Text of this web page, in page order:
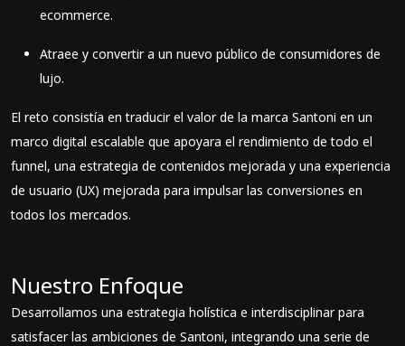
ecommerce.
Atraee y convertir a un nuevo público de consumidores de
lujo.
El reto consistía en traducir el valor de la marca Santoni en un
marco digital escalable que apoyara el rendimiento de todo el
funnel, una estrategia de contenidos mejorada y una experiencia
de usuario (UX) mejorada para impulsar las conversiones en
todos los mercados.
Nuestro Enfoque
Desarrollamos una estrategia holística e interdisciplinar para
satisfacer las ambiciones de Santoni, integrando una serie de